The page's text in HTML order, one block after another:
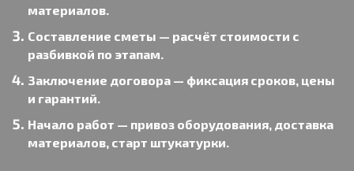
материалов.
Составление сметы — расчёт стоимости с
разбивкой по этапам.
Заключение договора — фиксация сроков, цены
и гарантий.
Начало работ — привоз оборудования, доставка
материалов, старт штукатурки.